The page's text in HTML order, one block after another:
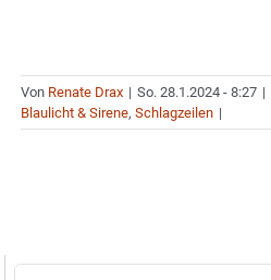
Von Renate Drax | So. 28.1.2024 - 8:27 |
Blaulicht & Sirene, Schlagzeilen |